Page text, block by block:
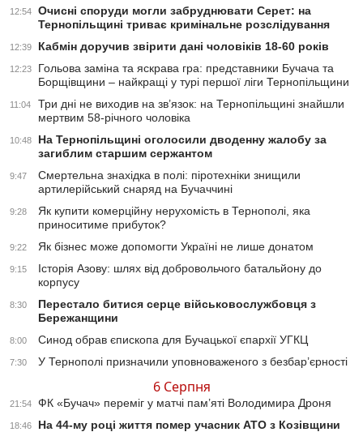
12:54
Очисні споруди могли забруднювати Серет: на
Тернопільщині триває кримінальне розслідування
12:39 Кабмін доручив звірити дані чоловіків 18-60 років
12:23
Гольова заміна та яскрава гра: представники Бучача та
Борщівщини – найкращі у турі першої ліги Тернопільщини
11:04
Три дні не виходив на зв’язок: на Тернопільщині знайшли
мертвим 58-річного чоловіка
10:48
На Тернопільщині оголосили дводенну жалобу за
загиблим старшим сержантом
9:47
Смертельна знахідка в полі: піротехніки знищили
артилерійський снаряд на Бучаччині
9:28
Як купити комерційну нерухомість в Тернополі, яка
приноситиме прибуток?
9:22 Як бізнес може допомогти Україні не лише донатом
9:15
Історія Азову: шлях від добровольчого батальйону до
корпусу
8:30
Перестало битися серце військовослужбовця з
Бережанщини
8:00 Синод обрав єпископа для Бучацької єпархії УГКЦ
7:30 У Тернополі призначили уповноваженого з безбар’єрності
6 Серпня
21:54 ФК «Бучач» переміг у матчі пам’яті Володимира Дроня
18:46 На 44-му році життя помер учасник АТО з Козівщини